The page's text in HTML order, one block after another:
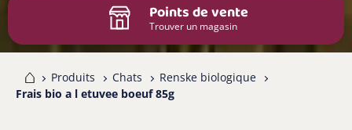
Points de vente
Trouver un magasin
Produits Chats
Renske biologique
Frais bio a l etuvee boeuf 85g